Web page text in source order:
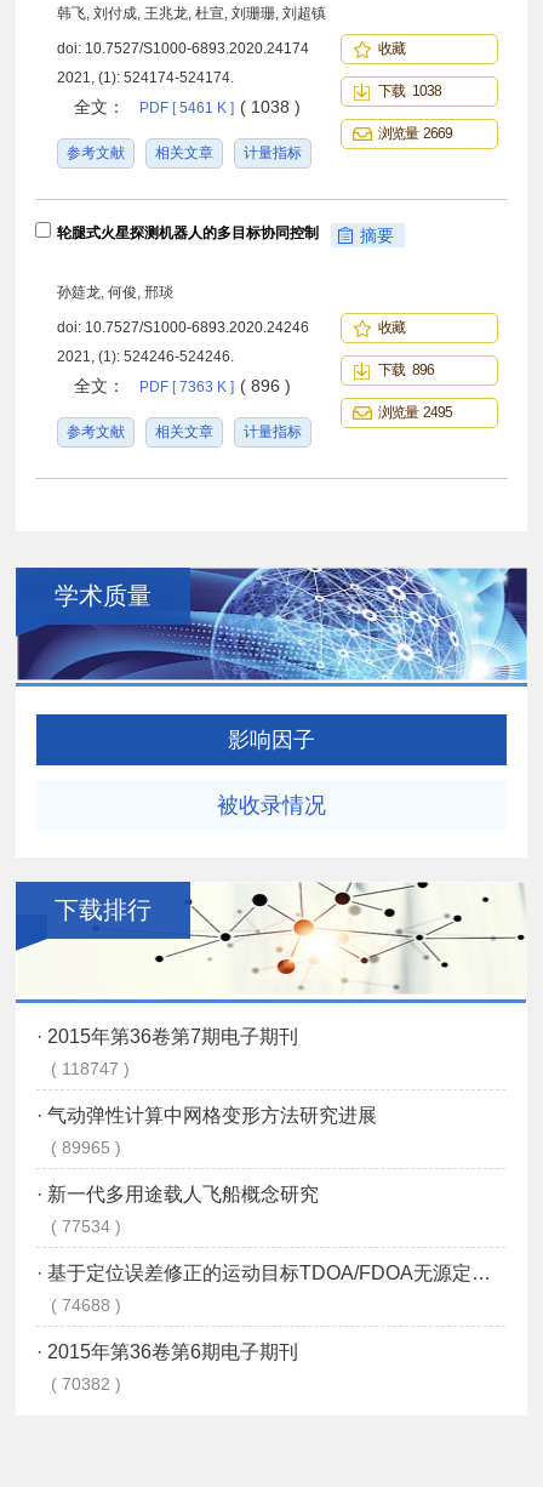
韩飞, 刘付成, 王兆龙, 杜宣, 刘珊珊, 刘超镇
doi: 10.7527/S1000-6893.2020.24174
2021, (1): 524174-524174.
全文： PDF [ 5461 K ] ( 1038 )
参考文献 相关文章 计量指标
收藏
下载 1038
浏览量 2669
轮腿式火星探测机器人的多目标协同控制 摘要
孙筵龙, 何俊, 邢琰
doi: 10.7527/S1000-6893.2020.24246
2021, (1): 524246-524246.
全文： PDF [ 7363 K ] ( 896 )
参考文献 相关文章 计量指标
收藏
下载 896
浏览量 2495
学术质量
影响因子
被收录情况
下载排行